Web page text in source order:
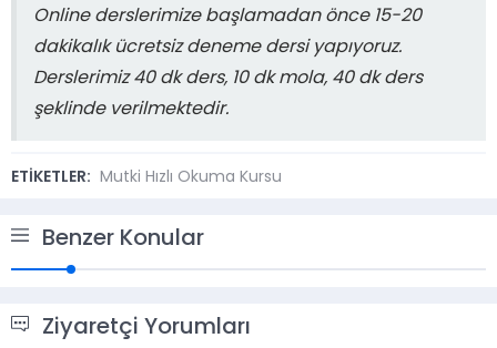
Online derslerimize başlamadan önce 15-20
dakikalık ücretsiz deneme dersi yapıyoruz.
Derslerimiz 40 dk ders, 10 dk mola, 40 dk ders
şeklinde verilmektedir.
ETİKETLER: Mutki Hızlı Okuma Kursu
Benzer Konular
Ziyaretçi Yorumları